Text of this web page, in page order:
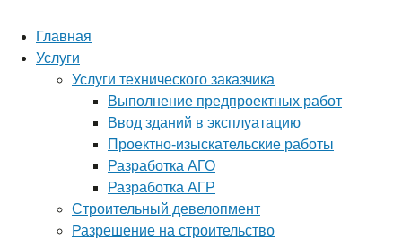
Главная
Услуги
Услуги технического заказчика
Выполнение предпроектных работ
Ввод зданий в эксплуатацию
Проектно-изыскательские работы
Разработка АГО
Разработка АГР
Строительный девелопмент
Разрешение на строительство